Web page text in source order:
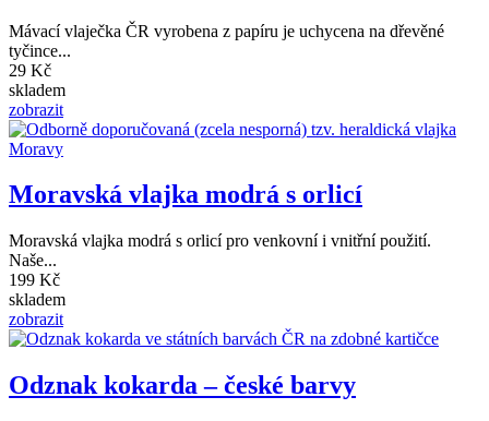
Mávací vlaječka ČR vyrobena z papíru je uchycena na dřevěné
tyčince...
29 Kč
skladem
zobrazit
Moravská vlajka modrá s orlicí
Moravská vlajka modrá s orlicí pro venkovní i vnitřní použití.
Naše...
199 Kč
skladem
zobrazit
Odznak kokarda – české barvy